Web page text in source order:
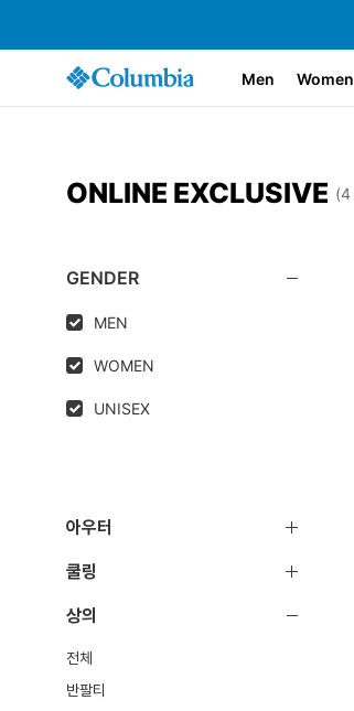
Men Women
ONLINE EXCLUSIVE (4
GENDER
MEN
WOMEN
UNISEX
아우터
쿨링
상의
전체
반팔티